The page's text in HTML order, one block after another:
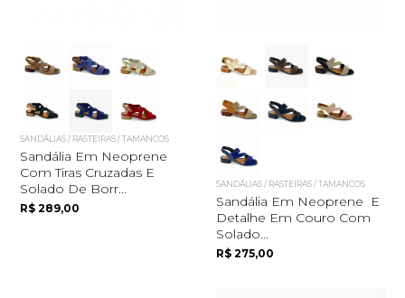
SANDÁLIAS / RASTEIRAS / TAMANCOS
Sandália Em Neoprene
Com Tiras Cruzadas E
Solado De Borr...
R$ 289,00
SANDÁLIAS / RASTEIRAS / TAMANCOS
Sandália Em Neoprene E
Detalhe Em Couro Com
Solado...
R$ 275,00